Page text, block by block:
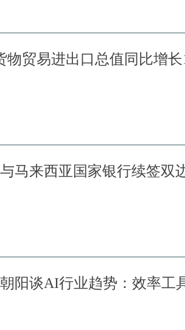
物贸易进出口总值同比增长
马来西亚国家银行续签双
阳谈AI行业趋势：效率工